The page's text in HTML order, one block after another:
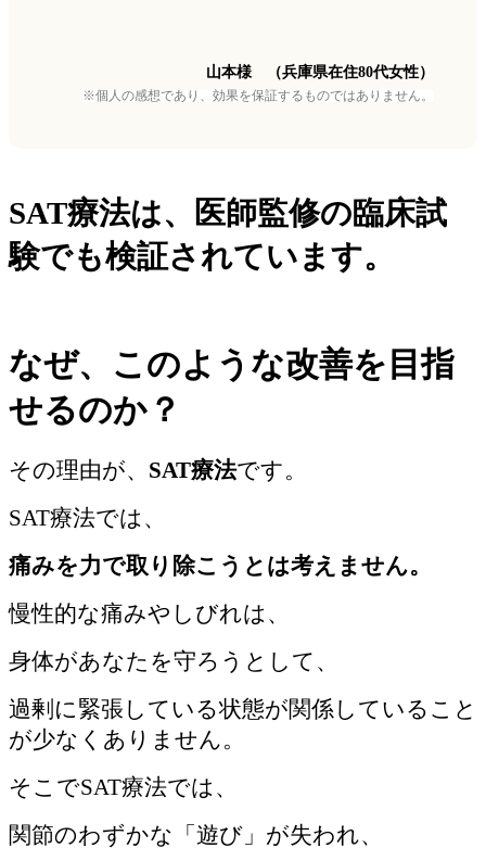
山本様 （兵庫県在住80代女性）
※個人の感想であり、効果を保証するものではありません。
SAT療法は、医師監修の臨床試
験でも検証されています。
なぜ、このような改善を目指
せるのか？
その理由が、 SAT療法です。
SAT療法では、
痛みを力で取り除こうとは考えません。
慢性的な痛みやしびれは、
身体があなたを守ろうとして、
過剰に緊張している状態が関係していること
が少なくありません。
そこでSAT療法では、
関節のわずかな「遊び」が失われ、